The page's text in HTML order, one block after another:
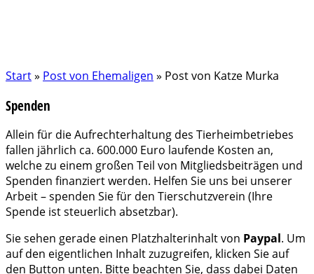
Start» Post von Ehemaligen » Post von Katze Murka
Spenden
Allein für die Aufrechterhaltung des Tierheimbetriebes
fallen jährlich ca. 600.000 Euro laufende Kosten an,
welche zu einem großen Teil von Mitgliedsbeiträgen und
Spenden finanziert werden. Helfen Sie uns bei unserer
Arbeit – spenden Sie für den Tierschutzverein (Ihre
Spende ist steuerlich absetzbar).
Sie sehen gerade einen Platzhalterinhalt von Paypal. Um
auf den eigentlichen Inhalt zuzugreifen, klicken Sie auf
den Button unten. Bitte beachten Sie, dass dabei Daten